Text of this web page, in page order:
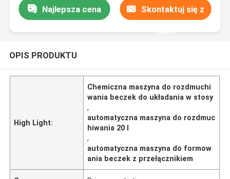
Najlepsza cena Skontaktuj się z
nami
OPIS PRODUKTU
High Light:
Chemiczna maszyna do rozdmuchi
wania beczek do układania w stosy
,
automatyczna maszyna do rozdmuc
hiwania 20 l
,
automatyczna maszyna do formow
ania beczek z przełącznikiem